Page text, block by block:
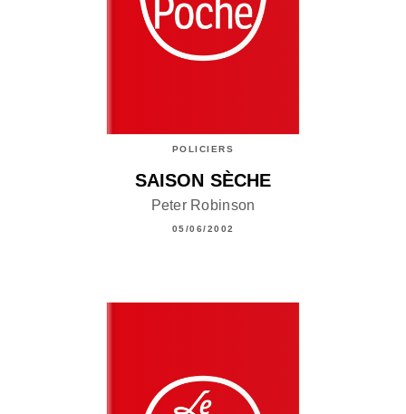
POLICIERS
SAISON SÈCHE
Peter Robinson
05/06/2002